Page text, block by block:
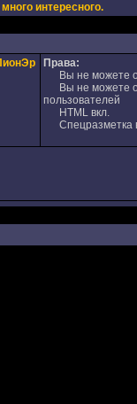
интересного.
Права:
Вы не можете
Вы не можете
пользователей
HTML вкл.
Спецразметка